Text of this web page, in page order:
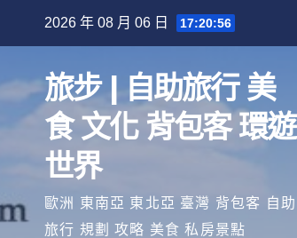
2026 年 08 月 06 日 17:20:56
旅步 | 自助旅行 美
食 文化 背包客 環遊
世界
歐洲 東南亞 東北亞 臺灣 背包客 自助
旅行 規劃 攻略 美食 私房景點